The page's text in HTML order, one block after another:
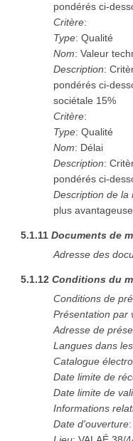
pondérés ci-
Critère:
Type:Qualité
Nom:Valeur
Description:
pondérés ci-
sociétale 15%
Critère:
Type:Qualité
Nom: Délai
Description:
pondérés ci-
Description de la
plus avantageuse
5.1.11Documents de
Adresse des
5.1.12Conditions du
Conditions de
Présentation par
Adresse de
Langues dans
Catalogue
Date limite de
Date limite de
Informations
Date d'ouverture